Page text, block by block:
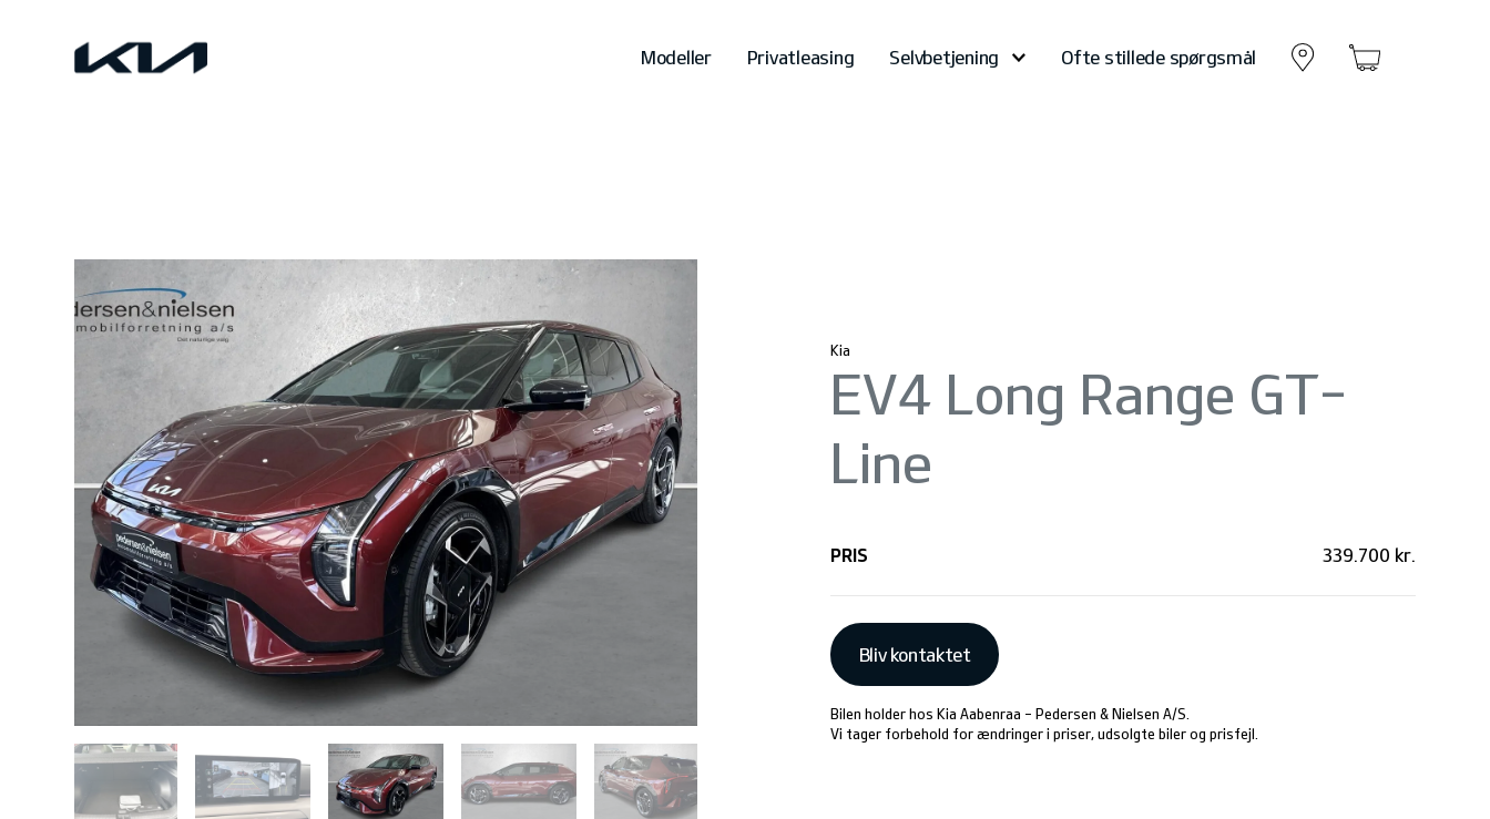
Modeller Privatleasing Selvbetjening Ofte stillede spørgsmål
Kia
EV4 Long Range GT-
Line
PRIS 339.700 kr.
Bliv kontaktet
Bilen holder hos Kia Aabenraa - Pedersen & Nielsen A/S.
Vi tager forbehold for ændringer i priser, udsolgte biler og prisfejl.